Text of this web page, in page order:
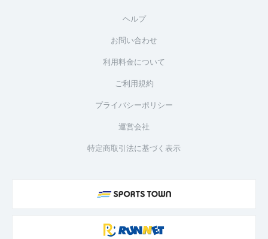
ヘルプ
お問い合わせ
利用料金について
ご利用規約
プライバシーポリシー
運営会社
特定商取引法に基づく表示